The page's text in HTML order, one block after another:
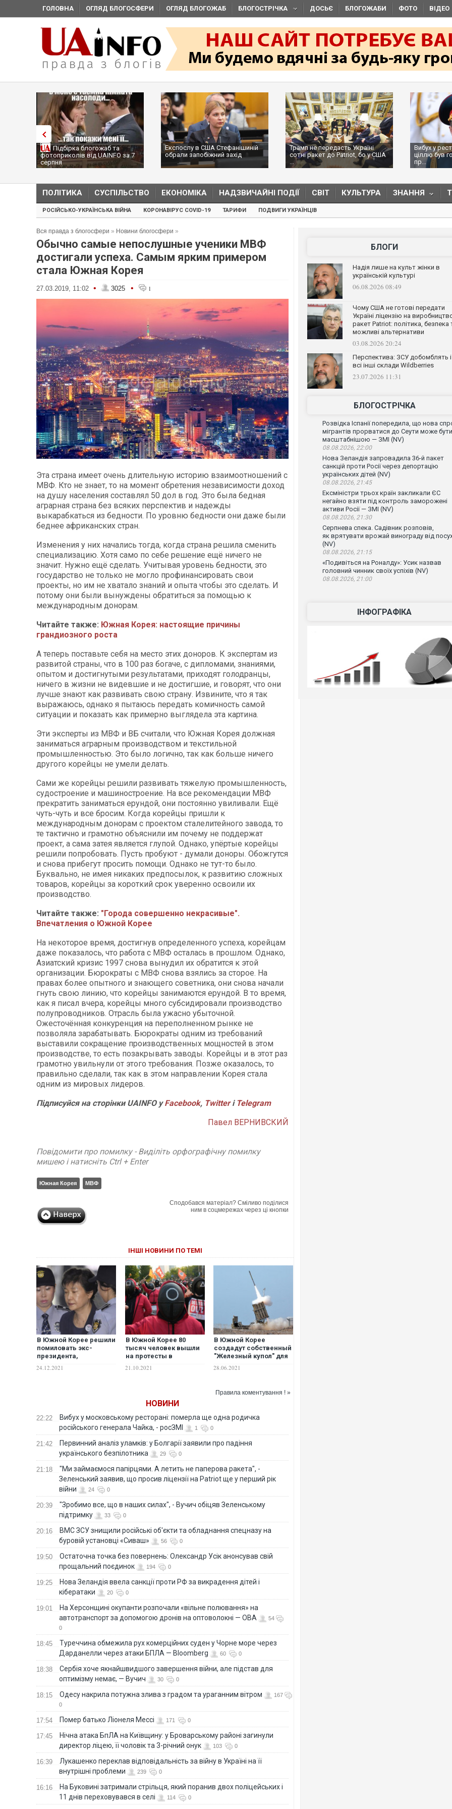
ГОЛОВНА ОГЛЯД БЛОГОСФЕРИ ОГЛЯД БЛОГОЖАБ БЛОГОСТРІЧКА ДОСЬЄ БЛОГОЖАБИ ФОТО ВІДЕО
Підбірка блогожаб та
фотоприколів від UAINFO за 7
серпня
Експослу в США Стефанішиній
обрали запобіжний захід
Трамп не передасть Україні
сотні ракет до Patriot, бо у США
...
Вибух у
ціллю був
пр...
ПОЛІТИКА СУСПІЛЬСТВО ЕКОНОМІКА НАДЗВИЧАЙНІ ПОДІЇ СВІТ КУЛЬТУРА ЗНАННЯ
РОСІЙСЬКО-УКРАЇНСЬКА ВІЙНА КОРОНАВІРУС COVID-19 ТАРИФИ ПОДВИГИ УКРАЇНЦІВ
Вся правда з блогосфери » Новини блогосфери »
Обычно самые непослушные ученики МВФ
достигали успеха. Самым ярким примером
стала Южная Корея
27.03.2019, 11:02 • 3025 • 1
Эта страна имеет очень длительную историю взаимоотношений с
МВФ. Кто не знает, то на момент обретения независимости доход
на душу населения составлял 50 дол в год. Это была бедная
аграрная страна без всяких перспектив и надежды
выкарабкаться из бедности. По уровню бедности они даже были
беднее африканских стран.
Изменения у них начались тогда, когда страна решила сменить
специализацию. Хотя само по себе решение ещё ничего не
значит. Нужно ещё сделать. Учитывая уровень бедности, это
государство не только не могло профинансировать свои
проекты, но им не хватало знаний и опыта чтобы это сделать. И
потому они были вынуждены обратиться за помощью к
международным донорам.
Читайте также: Южная Корея: настоящие причины
грандиозного роста
А теперь поставьте себя на место этих доноров. К экспертам из
развитой страны, что в 100 раз богаче, с дипломами, знаниями,
опытом и достигнутыми результатами, приходят голодранцы,
ничего в жизни не видевшие и не достигшие, и говорят, что они
лучше знают как развивать свою страну. Извините, что я так
выражаюсь, однако я пытаюсь передать комичность самой
ситуации и показать как примерно выглядела эта картина.
Эти эксперты из МВФ и ВБ считали, что Южная Корея должная
заниматься аграрным производством и текстильной
промышленностью. Это было логично, так как больше ничего
другого корейцы не умели делать.
Сами же корейцы решили развивать тяжелую промышленность,
судостроение и машиностроение. На все рекомендации МВФ
прекратить заниматься ерундой, они постоянно увиливали. Ещё
чуть-чуть и все бросим. Когда корейцы пришли к
международным донорам с проектом сталелитейного завода, то
те тактично и грамотно объяснили им почему не поддержат
проект, а сама затея является глупой. Однако, упёртые корейцы
решили попробовать. Пусть пробуют - думали доноры. Обожгутся
и снова прибегут просить помощи. Однако не тут-то было.
Буквально, не имея никаких предпосылок, к развитию сложных
товаров, корейцы за короткий срок уверенно освоили их
производство.
Читайте также: "Города совершенно некрасивые".
Впечатления о Южной Корее
На некоторое время, достигнув определенного успеха, корейцам
даже показалось, что работа с МВФ осталась в прошлом. Однако,
Азиатский кризис 1997 снова вынудил их обратится к этой
организации. Бюрократы с МВФ снова взялись за сторое. На
правах более опытного и знающего советника, они снова начали
гнуть свою линию, что корейцы занимаются ерундой. В то время,
как я писал вчера, корейцы много субсидировали производство
полупроводников. Отрасль была ужасно убыточной.
Ожесточённая конкуренция на переполненном рынке не
позволяла зарабатывать. Бюрократы одним из требований
выставили сокращение производственных мощностей в этом
производстве, то есть позакрывать заводы. Корейцы и в этот раз
грамотно увильнули от этого требования. Позже оказалось, то
правильно сделали, так как в этом направлении Корея стала
одним из мировых лидеров.
Підписуйся на сторінки UAINFO уFacebook, Twitterі Telegram
Павел ВЕРНИВСКИЙ
Повідомити про помилку - Виділіть орфографічну помилку
мишею і натисніть Ctrl + Enter
Южная Корея МВФ
Сподобався матеріал? Сміливо поділися
ним в соцмережах через ці кнопки
ІНШІ НОВИНИ ПО ТЕМІ
В Южной Корее решили
помиловать экс-
президента,
коррупцию на 22 года
24.12.2021
В Южной Корее 80
тысяч человек вышли
на протесты в
кальмара". Что
21.10.2021
В Южной Корее
создадут собственный
"Железный купол" для
28.06.2021
Правила коментування ! »
НОВИНИ
22:22
Вибух у московському ресторані: померла ще одна родичка
російського генерала Чайка, - росЗМІ
1 0
21:42
Первинний аналіз уламків: у Болгарії заявили про падіння
українського безпілотника
29 0
21:18
"Ми займаємося папірцями. А летить не паперова ракета", -
Зеленський заявив, що просив ліцензії на Patriot ще у перший рік
війни
24 0
20:39
"Зробимо все, що в наших силах", - Вучич обіцяв Зеленському
підтримку
33 0
20:16
ВМС ЗСУ знищили російські об'єкти та обладнання спецназу на
буровій установці «Сиваш»
56 0
19:50
Остаточна точка без повернень: Олександр Усік анонсував свій
прощальний поєдинок
194 0
19:25
Нова Зеландія ввела санкції проти РФ за викрадення дітей і
кібератаки
20 0
19:01
На Херсонщині окупанти розпочали «вільне полювання» на
автотранспорт за допомогою дронів на оптоволокні — ОВА
54
0
18:45
Туреччина обмежила рух комерційних суден у Чорне море через
Дарданелли через атаки БПЛА — Bloomberg
60 0
18:38
Сербія хоче якнайшвидшого завершення війни, але підстав для
оптимізму немає, — Вучич
30 0
18:15 Одесу накрила потужна злива з градом та ураганним вітром
167
0
17:54 Помер батько Ліонеля Мессі 171 0
17:45
Нічна атака БпЛА на Київщину: у Броварському районі загинули
директор ліцею, її чоловік та 3-річний онук
103 0
16:39
Лукашенко переклав відповідальність за війну в Україні на її
внутрішні проблеми
239 0
16:16
На Буковині затримали стрільця, який поранив двох поліцейських і
11 днів переховувався в селі
114 0
БЛОГИ
Надія лише на культ жінки в
українській культурі
06.08.2026 08:49
Чому США не готові передати
Україні ліцензію на
ракет Patriot: політика, безпека
можливі альтернативи
03.08.2026 20:24
Перспектива: ЗСУ добомблять і
всі інші склади Wildberries
23.07.2026 11:31
БЛОГОСТРІЧКА
Розвідка Іспанії попередила, що нова
мігрантів прорватися до Сеути може бути
масштабнішою — ЗМІ (NV)
08.08.2026, 22:00
Нова Зеландія запровадила 36-й пакет
санкцій проти Росії через депортацію
українських дітей (NV)
08.08.2026, 21:45
Ексміністри трьох країн закликали ЄС
негайно взяти під контроль заморожені
активи Росії — ЗМІ (NV)
08.08.2026, 21:30
Серпнева спека. Садівник розповів,
як врятувати врожай винограду від
(NV)
08.08.2026, 21:15
«Подивіться на Роналду»: Усик назвав
головний чинник своїх успіхів (NV)
08.08.2026, 21:00
ІНФОГРАФІКА